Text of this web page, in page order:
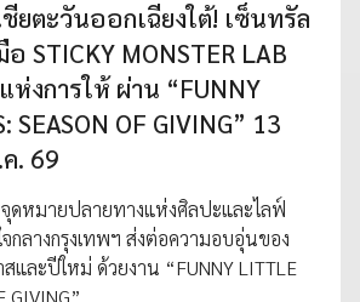
ยตะวันออกเฉียงใต้! เซ็นทรัล
STICKY MONSTER LAB
งการให้ ผ่าน “FUNNY
SEASON OF GIVING” 13
. 69
ดหมายปลายทางแห่งศิลปะและไลฟ์
จกลางกรุงเทพฯ ส่งต่อความอบอุ่นของ
และปีใหม่ ด้วยงาน “FUNNY LITTLE
GIVING”